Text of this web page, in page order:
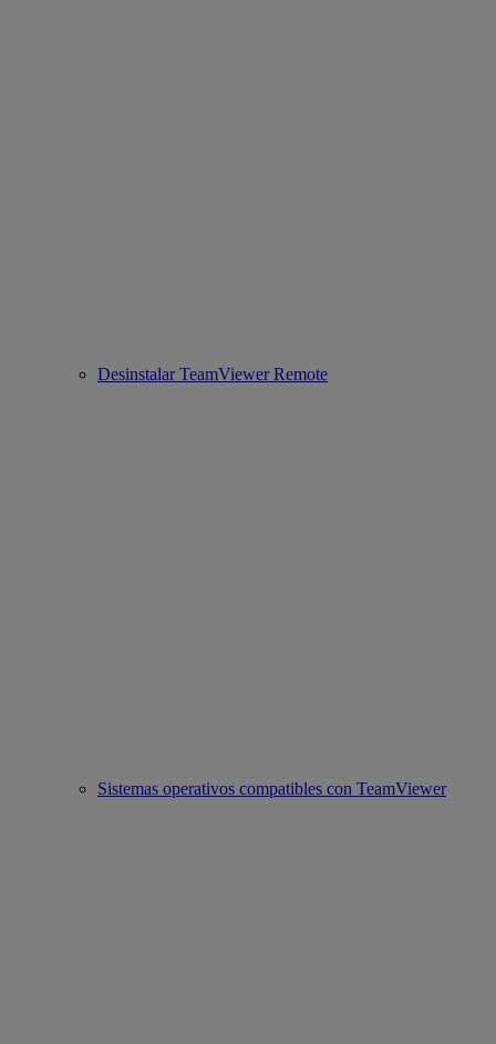
Desinstalar TeamViewer Remote
Sistemas operativos compatibles con TeamViewer